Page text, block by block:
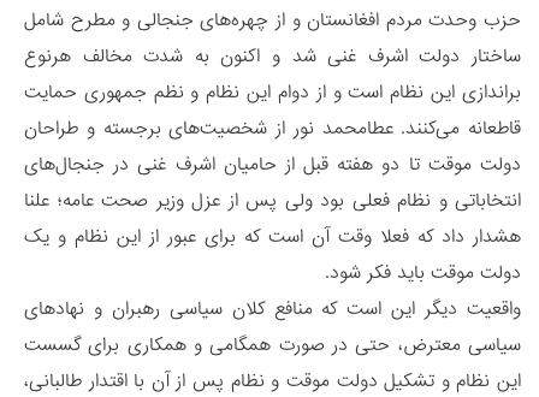
حزب وحدت مردم افغانستان و از چهره‌های جنجالی و مطرح شامل
ساختار دولت اشرف غنی شد و اکنون به شدت مخالف هرنوع
براندازی این نظام است و از دوام این نظام و نظم جمهوری حمایت
قاطعانه می‌کنند. عطامحمد نور از شخصیت‌های برجسته و طراحان
دولت موقت تا دو هفته قبل از حامیان اشرف غنی در جنجال‌های
انتخاباتی و نظام فعلی بود ولی پس از عزل وزیر صحت عامه؛ علنا
هشدار داد که فعلا وقت آن است که برای عبور از این نظام و یک
دولت موقت باید فکر شود.
واقعیت دیگر این است که منافع کلان سیاسی رهبران و نهادهای
سیاسی معترض، حتی در صورت همگامی و همکاری برای گسست
این نظام و تشکیل دولت موقت و نظام پس از آن با اقتدار طالبانی،